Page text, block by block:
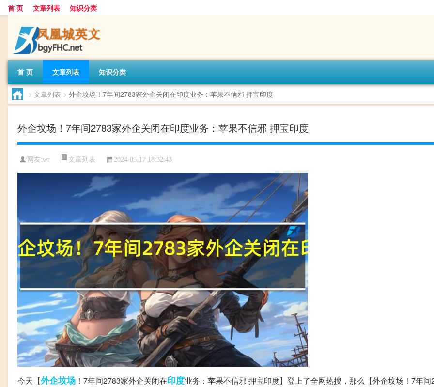
首 页 文章列表 知识分类
首 页 文章列表 知识分类
> 文章列表 > 外企坟场！7年间2783家外企关闭在印度业务：苹果不信邪 押宝印度
外企坟场！7年间2783家外企关闭在印度业务：苹果不信邪 押宝印度
网友:wr 文章列表 2024-05-17 18:32:43
今天【外企坟场 ！7年间2783家外企关闭在印度业务：苹果不信邪 押宝印度】登上了全网热搜，那么【外企坟场！7年